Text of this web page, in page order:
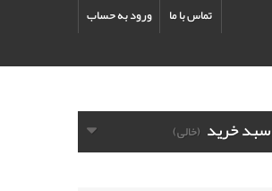
ورود به حساب تماس با ما
سبد خرید (خالی)